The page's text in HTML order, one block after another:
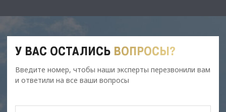
У ВАС ОСТАЛИСЬ ВОПРОСЫ?
Введите номер, чтобы наши эксперты перезвонили вам
и ответили на все ваши вопросы